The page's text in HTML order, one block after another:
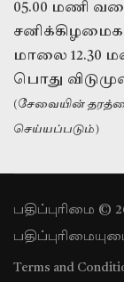
05.00 மணி
மாலை 12.30
பொது
(சேவையின்
செய்யப்படும்)
பதிப்புரிமை ©
Terms and